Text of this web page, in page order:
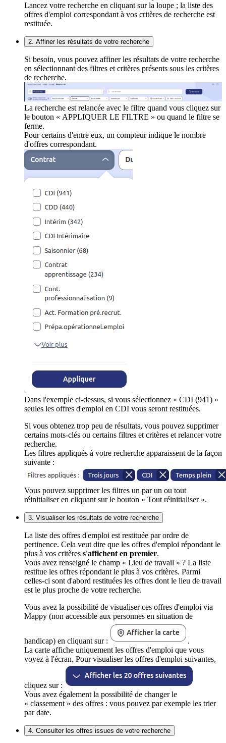
Lancez votre recherche en cliquant sur la loupe ; la liste des
offres d'emploi correspondant à vos critères de recherche est
restituée.
2. Affiner les résultats de votre recherche
Si besoin, vous pouvez affiner les résultats de votre recherche
en sélectionnant des filtres et critères présents sous les critères
de recherche.
La recherche est relancée avec le filtre quand vous cliquez sur
le bouton « APPLIQUER LE FILTRE » ou quand le filtre se
ferme.
Pour certains d'entre eux, un compteur indique le nombre
d'offres correspondant.
Dans l'exemple ci-dessus, si vous sélectionnez « CDI (941) »
seules les offres d'emploi en CDI vous seront restituées.
Si vous obtenez trop peu de résultats, vous pouvez supprimer
certains mots-clés ou certains filtres et critères et relancer votre
recherche.
Les filtres appliqués à votre recherche apparaissent de la façon
suivante :
Vous pouvez supprimer les filtres un par un ou tout
réinitialiser en cliquant sur le bouton « Tout réinitialiser ».
3. Visualiser les résultats de votre recherche
La liste des offres d'emploi est restituée par ordre de
pertinence. Cela veut dire que les offres d'emploi répondant le
plus à vos critères s'affichent en premier.
Vous avez renseigné le champ « Lieu de travail » ? La liste
restitue les offres répondant le plus à vos critères. Parmi
celles-ci sont d'abord restituées les offres dont le lieu de travail
est le plus proche de votre recherche.
Vous avez la possibilité de visualiser ces offres d'emploi via
Mappy (non accessible aux personnes en situation de
handicap) en cliquant sur :
.
La carte affiche uniquement les offres d'emploi que vous
voyez à l'écran. Pour visualiser les offres d'emploi suivantes,
cliquez sur :
Vous avez également la possibilité de changer le
« classement » des offres : vous pouvez par exemple les trier
par date.
4. Consulter les offres issues de votre recherche